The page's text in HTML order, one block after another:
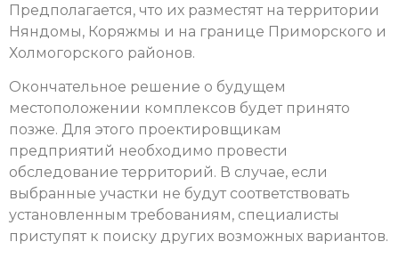
Предполагается, что их разместят на территории
Няндомы, Коряжмы и на границе Приморского и
Холмогорского районов.
Окончательное решение о будущем
местоположении комплексов будет принято
позже. Для этого проектировщикам
предприятий необходимо провести
обследование территорий. В случае, если
выбранные участки не будут соответствовать
установленным требованиям, специалисты
приступят к поиску других возможных вариантов.